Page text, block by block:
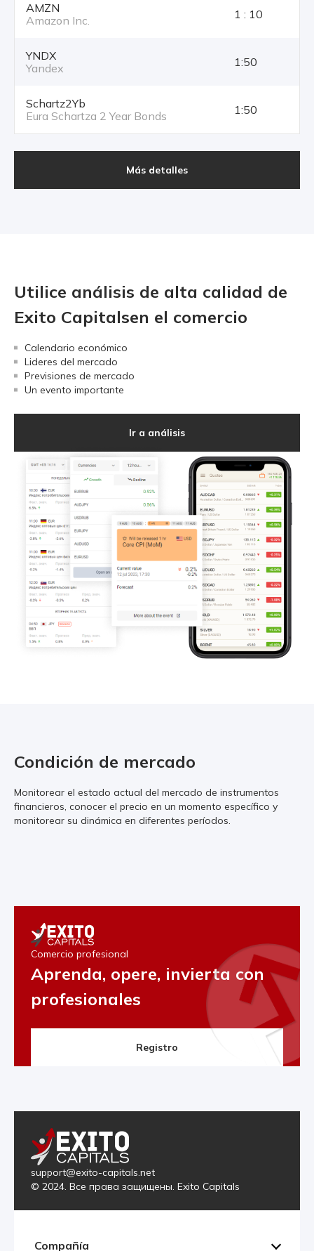
AMZN
Amazon Inc.
1 : 10
YNDX
Yandex
1:50
Schartz2Yb
Eura Schartza 2 Year Bonds
1:50
Más detalles
Utilice análisis de alta calidad de
Exito Capitalsen el comercio
Calendario económico
Lideres del mercado
Previsiones de mercado
Un evento importante
Ir a análisis
Condición de mercado
Monitorear el estado actual del mercado de instrumentos
financieros, conocer el precio en un momento específico y
monitorear su dinámica en diferentes períodos.
Comercio profesional
Aprenda, opere, invierta con
profesionales
Registro
support@exito-capitals.net
© 2024. Все права защищены. Exito Capitals
Compañía